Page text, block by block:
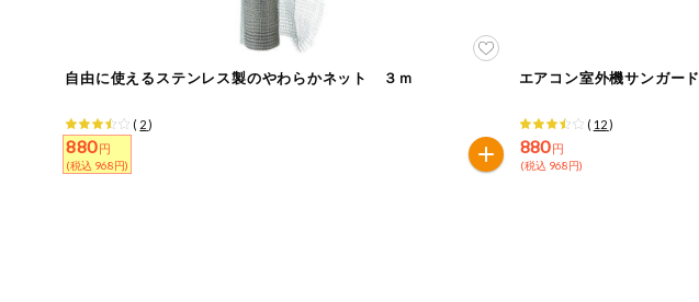
健康志向食品
自由に使えるステンレス製のやわらかネット ３ｍ
( 2)
880 円
(税込 968円)
エアコン室外機サンガード
( 12)
880 円
(税込 968円)